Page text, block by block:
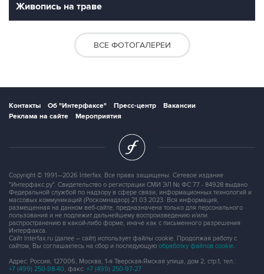
Живопись на траве
ВСЕ ФОТОГАЛЕРЕИ
Контакты Об "Интерфаксе" Пресс-центр
Вакансии
Реклама на сайте
Мероприятия
Copyright © 1991—2026 Interfax. Все права защищены. Сетевое издание
"Интерфакс.ру". Свидетельство о регистрации СМИ ЭЛ № ФС 77 - 84928 выдано
Федеральной службой по надзору в сфере связи, информационных технологий и
массовых коммуникаций (Роскомнадзор) 21.03.2023. Вся информация,
размещенная на данном веб-сайте, предназначена только для персонального
пользования и не подлежит дальнейшему воспроизведению и/или
распространению в какой-либо форме, иначе как с письменного разрешения
Интерфакса.
Сайт Interfax.ru (далее – сайт) использует файлы cookie. Продолжая работу с
сайтом, Вы соглашаетесь на сбор и последующую обработку файлов cookie.
Адрес: Россия, 127006, Москва, 1-я Тверская-Ямская улица, дом 2, стр.1, тел.:
+7 (499) 250-98-40, факс: +7 (499) 250-97-27